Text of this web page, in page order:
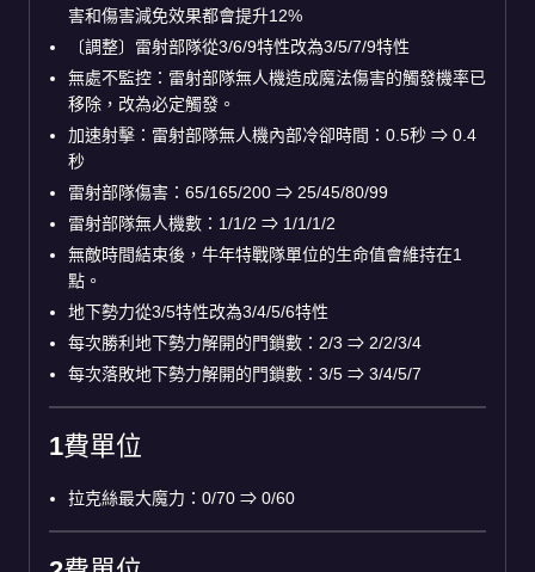
害和傷害減免效果都會提升12%
〔調整〕雷射部隊從3/6/9特性改為3/5/7/9特性
無處不監控：雷射部隊無人機造成魔法傷害的觸發機率已
移除，改為必定觸發。
加速射擊：雷射部隊無人機內部冷卻時間：0.5秒 ⇒ 0.4
秒
雷射部隊傷害：65/165/200 ⇒ 25/45/80/99
雷射部隊無人機數：1/1/2 ⇒ 1/1/1/2
無敵時間結束後，牛年特戰隊單位的生命值會維持在1
點。
地下勢力從3/5特性改為3/4/5/6特性
每次勝利地下勢力解開的門鎖數：2/3 ⇒ 2/2/3/4
每次落敗地下勢力解開的門鎖數：3/5 ⇒ 3/4/5/7
1費單位
拉克絲最大魔力：0/70 ⇒ 0/60